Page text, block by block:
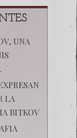
UNA
LA
BITKOV